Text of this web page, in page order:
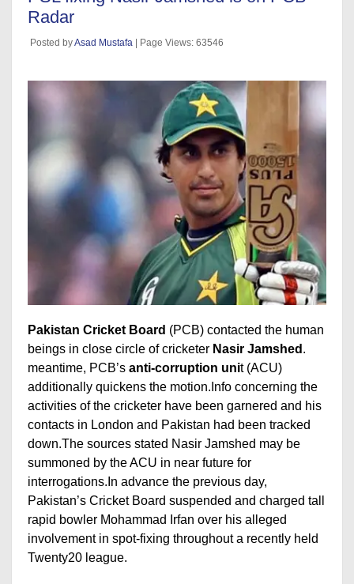
Radar
Posted byAsad Mustafa | Page Views: 63546
Pakistan Cricket Board (PCB) contacted the human
beings in close circle of cricketer Nasir Jamshed .
meantime, PCB’s anti-corruption unit (ACU)
additionally quickens the motion.Info concerning the
activities of the cricketer have been garnered and his
contacts in London and Pakistan had been tracked
down.The sources stated Nasir Jamshed may be
summoned by the ACU in near future for
interrogations.In advance the previous day,
Pakistan’s Cricket Board suspended and charged tall
rapid bowler Mohammad Irfan over his alleged
involvement in spot-fixing throughout a recently held
Twenty20 league.